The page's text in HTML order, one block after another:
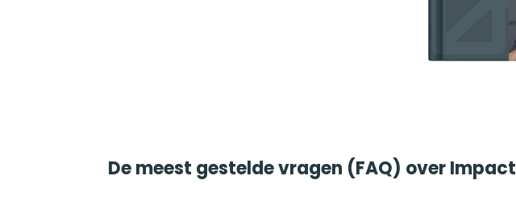
De meest gestelde vragen (FAQ) over Impact